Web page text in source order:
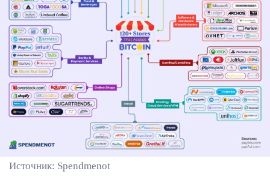
Источник: Spendmenot